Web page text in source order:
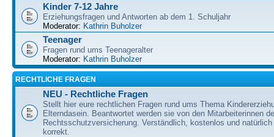
Kinder 7-12 Jahre
Erziehungsfragen und Antworten ab dem 1. Schuljahr
Moderator: Kathrin Buholzer
Teenager
Fragen rund ums Teenageralter
Moderator: Kathrin Buholzer
RECHTLICHE FRAGEN
NEU - Rechtliche Fragen
Stellt hier eure rechtlichen Fragen rund ums Thema
Elterndasein. Beantwortet werden sie von den Mitarbeiterinnen
Rechtsschutzversicherung. Verständlich, kostenlos und
korrekt.